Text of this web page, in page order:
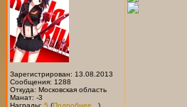
Зарегистрирован: 13.08.2013
Сообщения: 1288
Откуда: Московская область
Манат: -3
Награды: 5 (Подробнее... )